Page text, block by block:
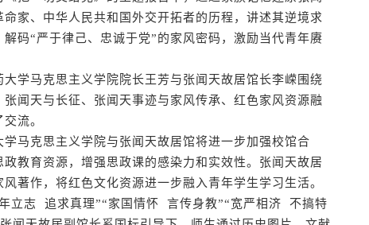
家、中华人民共和国外交开拓者的历程，讲述其逆境求
码“严于律己、忠诚于党”的家风密码，激励当代青年赓
马克思主义学院院长王芳与张闻天故居馆长李嵘围绕
闻天与长征、张闻天事迹与家风传承、红色家风资源融
流。
克思主义学院与张闻天故居馆将进一步加强校馆合
教育资源，增强思政课的感染力和实效性。张闻天故居
著作，将红色文化资源进一步融入青年学生学习生活。
志 追求真理”“家国情怀 言传身教”“宽严相济 不搞特